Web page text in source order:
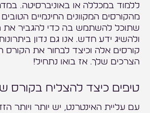
מהקורסים המקוונים החינמיים
שתוכל להשתמש בה כדי להגביר את
ולהשיג ידע חדש. אנו גם נדון
קורסים אלה וכיצד לבחור את הקורס
הצרכים שלך. אז בואו נתחיל!
טיפים כיצד להצליח בקורס
עם עליית האינטרנט, יש יותר ויותר